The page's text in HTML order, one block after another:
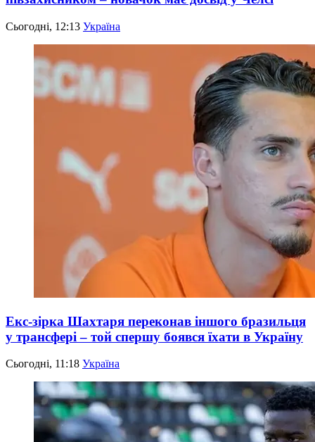
Сьогодні, 12:13 Україна
Екс-зірка Шахтаря переконав іншого бразильця
у трансфері – той спершу боявся їхати в Україну
Сьогодні, 11:18 Україна